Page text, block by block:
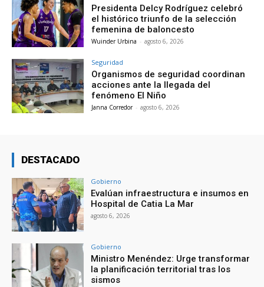
Presidenta Delcy Rodríguez celebró
el histórico triunfo de la selección
femenina de baloncesto
Wuinder Urbina - agosto 6, 2026
Seguridad
Organismos de seguridad coordinan
acciones ante la llegada del
fenómeno El Niño
Janna Corredor - agosto 6, 2026
DESTACADO
Gobierno
Evalúan infraestructura e insumos en
Hospital de Catia La Mar
agosto 6, 2026
Gobierno
Ministro Menéndez: Urge transformar
la planificación territorial tras los
sismos